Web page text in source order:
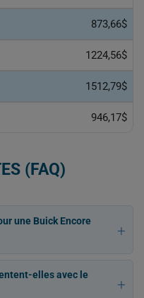
873,66$
1224,56$
1512,79$
946,17$
(FAQ)
une Buick Encore
elles avec le